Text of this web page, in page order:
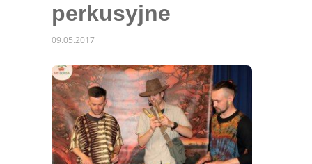
perkusyjne
09.05.2017